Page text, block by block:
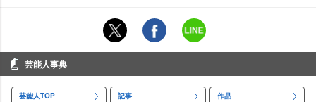
芸能人事典
芸能人TOP 記事 作品